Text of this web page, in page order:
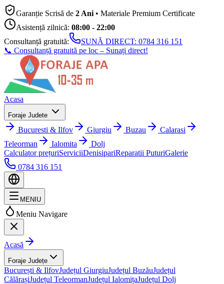
Garanție Scrisă de 2 Ani • Materiale Premium Certificate
Asistență zilnică: 08:00 - 22:00
Consultanță gratuită:
SUNĂ DIRECT: 0784 316 151
📞 Consultanță gratuită pe loc – Sunați direct!
Acasa
Foraje Judete
Bucuresti & Ilfov Giurgiu Buzau
Calarasi
Teleorman
Ialomita
Dolj
Calculator prețuriServiciiDenisipariReparatii PuturiGalerie
0784 316 151
MENIU
Meniu Navigare
Acasă
Foraje Județe
București & IlfovJudețul GiurgiuJudețul BuzăuJudețul
CălărașiJudețul TeleormanJudețul IalomițaJudețul Dolj